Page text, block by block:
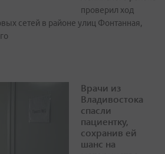
проверил ход
сетей в районе улиц Фонтанная,
Врачи из
Владивостока
спасли
пациентку,
сохранив ей
шанс на